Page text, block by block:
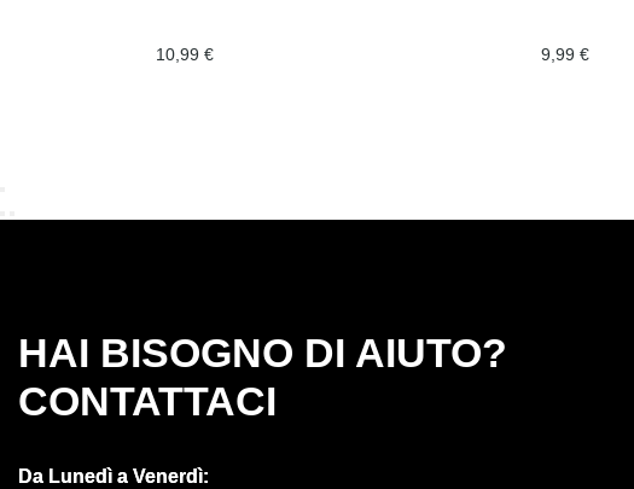
10,99 € 9,99 €
HAI BISOGNO DI AIUTO?
CONTATTACI
Da Lunedì a Venerdì: